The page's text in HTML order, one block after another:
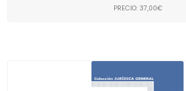
PRECIO: 37,00€